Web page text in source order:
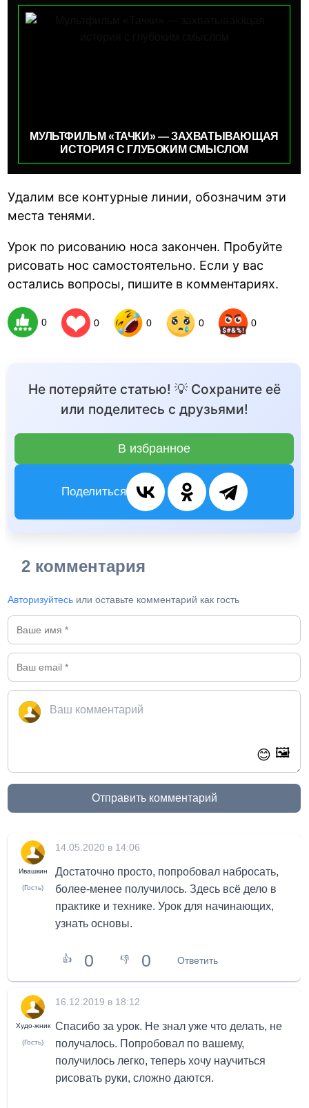
МУЛЬТФИЛЬМ «ТАЧКИ» — ЗАХВАТЫВАЮЩАЯ
ИСТОРИЯ С ГЛУБОКИМ СМЫСЛОМ
Удалим все контурные линии, обозначим эти
места тенями.
Урок по рисованию носа закончен. Пробуйте
рисовать нос самостоятельно. Если у вас
остались вопросы, пишите в комментариях.
0 0 0 0 0
Не потеряйте статью! 💡 Сохраните её
или поделитесь с друзьями!
В избранное
Поделиться
2 комментария
Авторизуйтесь или оставьте комментарий как гость
😊 🖼️
Отправить комментарий
Ивашкин
(Гость)
14.05.2020 в 14:06
Достаточно просто, попробовал набросать,
более-менее получилось. Здесь всё дело в
практике и технике. Урок для начинающих,
узнать основы.
👍 0 👎 0 Ответить
Худо-жник
(Гость)
16.12.2019 в 18:12
Спасибо за урок. Не знал уже что делать, не
получалось. Попробовал по вашему,
получилось легко, теперь хочу научиться
рисовать руки, сложно даются.